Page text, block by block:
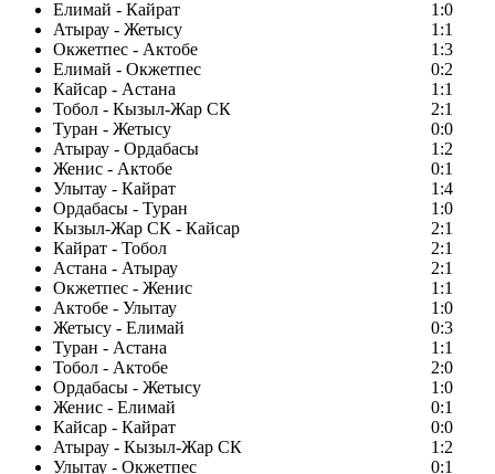
Елимай - Кайрат
1:0
Атырау - Жетысу
1:1
Окжетпес - Актобе
1:3
Елимай - Окжетпес
0:2
Кайсар - Астана
1:1
Тобол - Кызыл-Жар СК
2:1
Туран - Жетысу
0:0
Атырау - Ордабасы
1:2
Женис - Актобе
0:1
Улытау - Кайрат
1:4
Ордабасы - Туран
1:0
Кызыл-Жар СК - Кайсар
2:1
Кайрат - Тобол
2:1
Астана - Атырау
2:1
Окжетпес - Женис
1:1
Актобе - Улытау
1:0
Жетысу - Елимай
0:3
Туран - Астана
1:1
Тобол - Актобе
2:0
Ордабасы - Жетысу
1:0
Женис - Елимай
0:1
Кайсар - Кайрат
0:0
Атырау - Кызыл-Жар СК
1:2
Улытау - Окжетпес
0:1